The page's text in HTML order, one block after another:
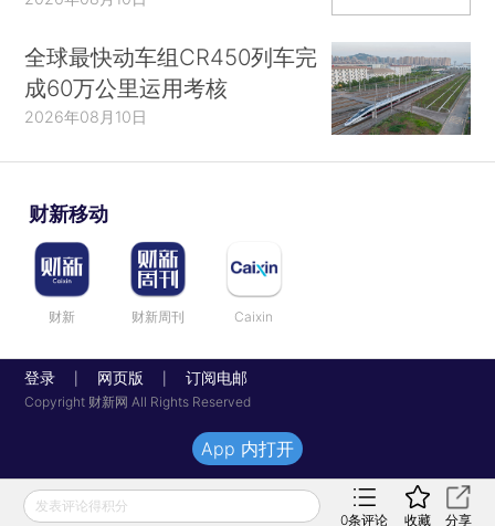
全球最快动车组CR450列车完
成60万公里运用考核
2026年08月10日
财新移动
财新 财新周刊 Caixin
登录 网页版 订阅电邮
Copyright 财新网 All Rights Reserved
发表评论得积分
0条评论 收藏 分享
App 内打开